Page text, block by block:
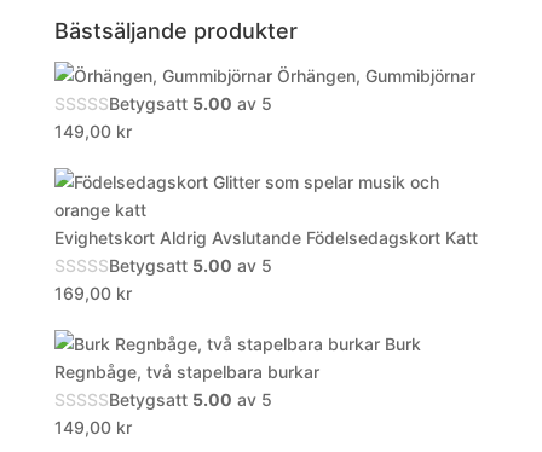
Bästsäljande produkter
Örhängen, Gummibjörnar
Betygsatt 5.00 av 5
149,00 kr
Evighetskort Aldrig Avslutande Födelsedagskort Katt
Betygsatt 5.00 av 5
169,00 kr
Burk
Regnbåge, två stapelbara burkar
Betygsatt 5.00 av 5
149,00 kr